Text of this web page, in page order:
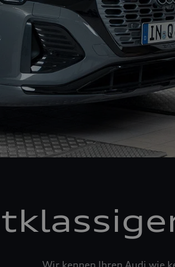
Wir kennen Ihren Audi wie